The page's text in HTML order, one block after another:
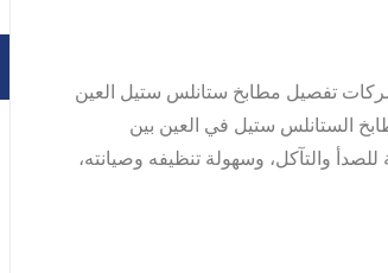
تفصيل مطابخ ستانلس ستيل العين
الستانلس ستيل في العين بين
للصدأ والتآكل، وسهولة تنظيفه وصيانته،